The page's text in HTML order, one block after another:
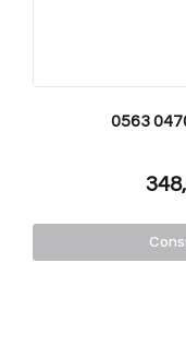
0563